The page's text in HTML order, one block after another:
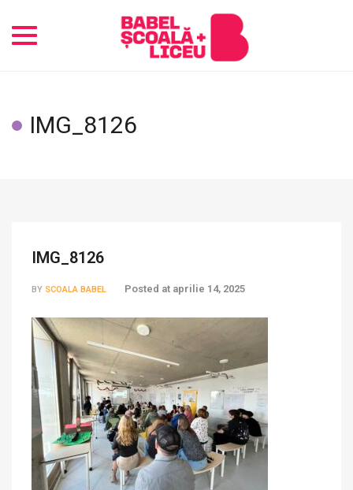
Toggle
IMG_8126
IMG_8126
BY SCOALA BABEL Posted at aprilie 14, 2025